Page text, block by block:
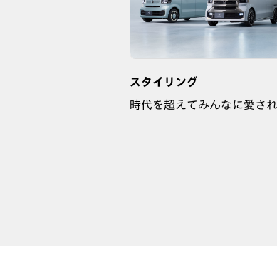
スタイリング
時代を超えてみんなに愛され